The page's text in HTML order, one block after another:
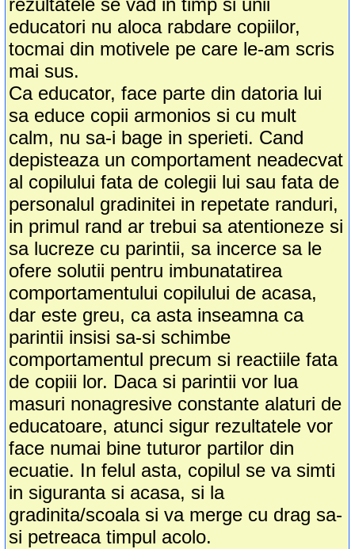
rezultatele se vad in timp si unii
educatori nu aloca rabdare copiilor,
tocmai din motivele pe care le-am scris
mai sus.
Ca educator, face parte din datoria lui
sa educe copii armonios si cu mult
calm, nu sa-i bage in sperieti. Cand
depisteaza un comportament neadecvat
al copilului fata de colegii lui sau fata de
personalul gradinitei in repetate randuri,
in primul rand ar trebui sa atentioneze si
sa lucreze cu parintii, sa incerce sa le
ofere solutii pentru imbunatatirea
comportamentului copilului de acasa,
dar este greu, ca asta inseamna ca
parintii insisi sa-si schimbe
comportamentul precum si reactiile fata
de copiii lor. Daca si parintii vor lua
masuri nonagresive constante alaturi de
educatoare, atunci sigur rezultatele vor
face numai bine tuturor partilor din
ecuatie. In felul asta, copilul se va simti
in siguranta si acasa, si la
gradinita/scoala si va merge cu drag sa-
si petreaca timpul acolo.